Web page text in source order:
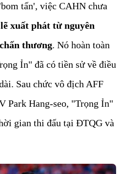
tấn', việc CAHN chưa
xuất phát từ nguyên
thương. Nó hoàn toàn
Ỉn" đã có tiền sử về điều
Sau chức vô địch AFF
Park Hang-seo, "Trọng Ỉn"
gian thi đấu tại ĐTQG và